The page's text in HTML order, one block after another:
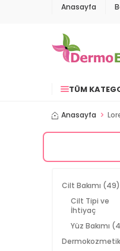
Anasayfa
TÜM
Anasayfa
Cilt Bakımı (49)
Cilt Tipi ve
İhtiyaç
Yüz Bakımı
Dermokozmetik